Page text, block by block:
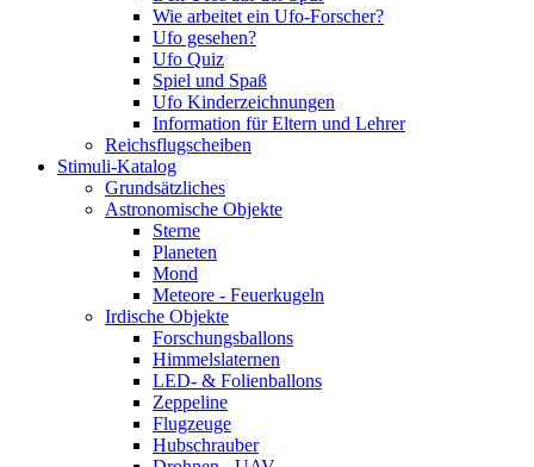
Wie arbeitet ein Ufo-Forscher?
Ufo gesehen?
Ufo Quiz
Spiel und Spaß
Ufo Kinderzeichnungen
Information für Eltern und Lehrer
Reichsflugscheiben
Stimuli-Katalog
Grundsätzliches
Astronomische Objekte
Sterne
Planeten
Mond
Meteore - Feuerkugeln
Irdische Objekte
Forschungsballons
Himmelslaternen
LED- & Folienballons
Zeppeline
Flugzeuge
Hubschrauber